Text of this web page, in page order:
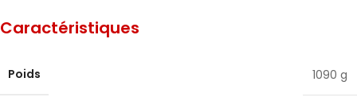
Caractéristiques
Poids 1090 g